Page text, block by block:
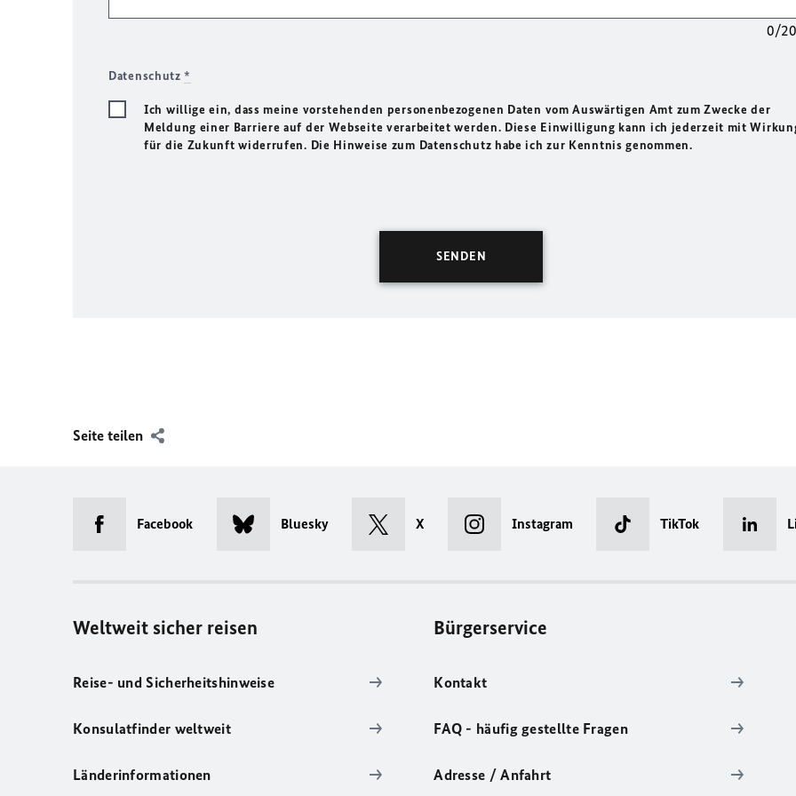
0/
Datenschutz*
Ich willige ein, dass meine vorstehenden personenbezogenen Daten vom Auswärtigen Amt zum Zwecke der
Meldung einer Barriere auf der Webseite verarbeitet werden. Diese Einwilligung kann ich jederzeit mit
für die Zukunft widerrufen. Die Hinweise zum Datenschutz habe ich zur Kenntnis genommen.
Seite teilen
Facebook Bluesky X Instagram TikTok
Weltweit sicher reisen
Reise- und Sicherheitshinweise
Konsulatfinder weltweit
Länderinformationen
Bürgerservice
Kontakt
FAQ - häufig gestellte Fragen
Adresse / Anfahrt